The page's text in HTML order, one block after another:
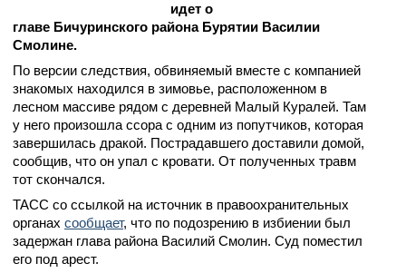
идет о
главе Бичуринского района Бурятии Василии
Смолине.
По версии следствия, обвиняемый вместе с компанией
знакомых находился в зимовье, расположенном в
лесном массиве рядом с деревней Малый Куралей. Там
у него произошла ссора с одним из попутчиков, которая
завершилась дракой. Пострадавшего доставили домой,
сообщив, что он упал с кровати. От полученных травм
тот скончался.
ТАСС со ссылкой на источник в правоохранительных
органах сообщает, что по подозрению в избиении был
задержан глава района Василий Смолин. Суд поместил
его под арест.